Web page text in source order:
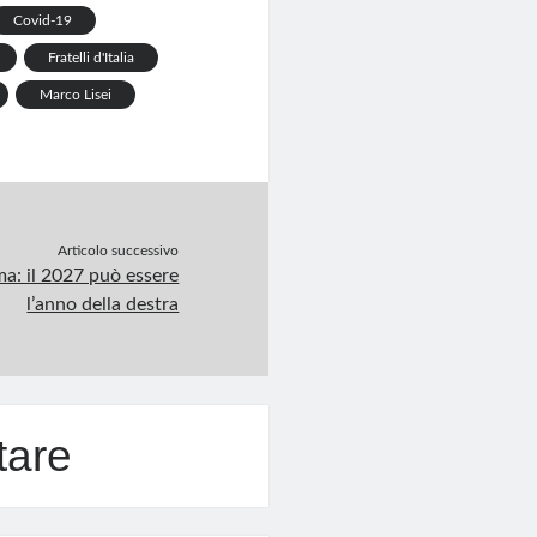
Covid-19
Fratelli d'Italia
Marco Lisei
Articolo successivo
il 2027 può essere
l’anno della destra